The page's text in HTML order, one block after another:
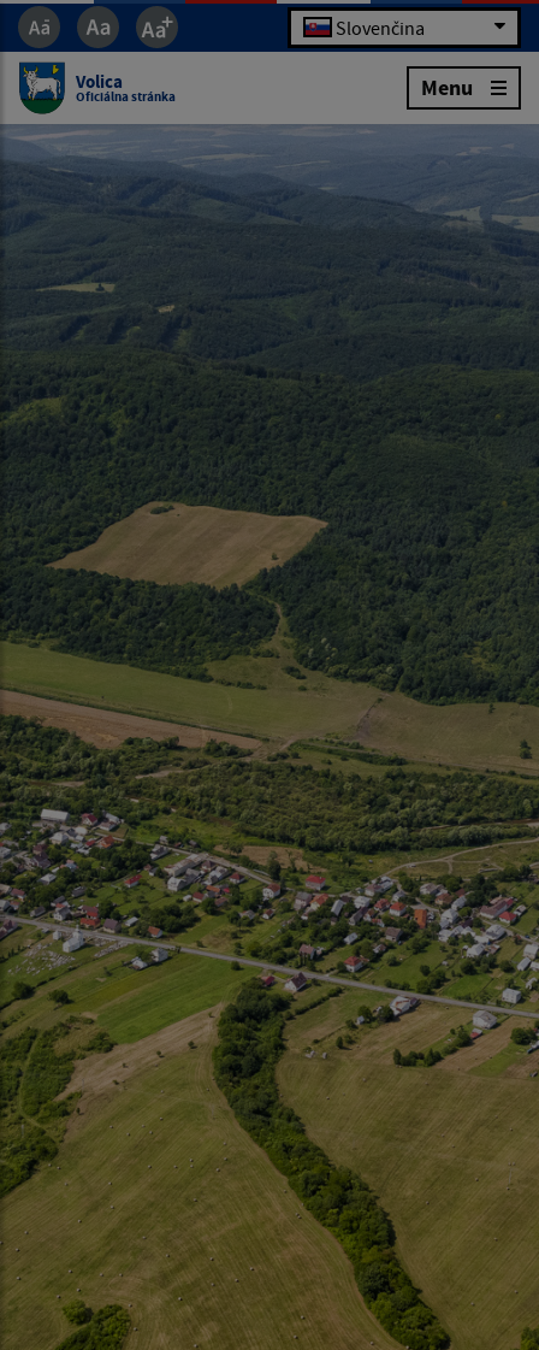
Slovenčina
Volica
Oficiálna stránka Menu